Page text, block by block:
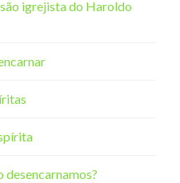
igrejista do Haroldo
desencarnamos?